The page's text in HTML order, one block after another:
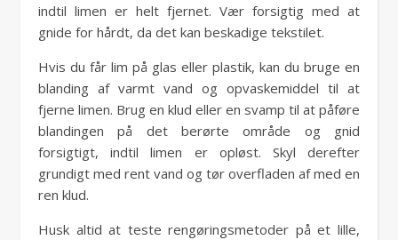
indtil limen er helt fjernet. Vær forsigtig med at
gnide for hårdt, da det kan beskadige tekstilet.
Hvis du får lim på glas eller plastik, kan du bruge en
blanding af varmt vand og opvaskemiddel til at
fjerne limen. Brug en klud eller en svamp til at påføre
blandingen på det berørte område og gnid
forsigtigt, indtil limen er opløst. Skyl derefter
grundigt med rent vand og tør overfladen af med en
ren klud.
Husk altid at teste rengøringsmetoder på et lille,